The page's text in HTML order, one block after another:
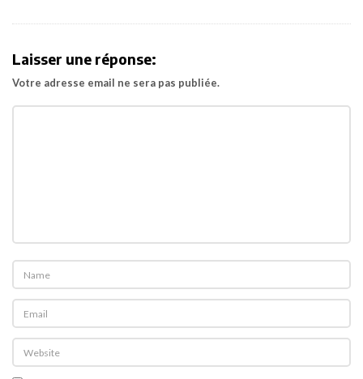
Laisser une réponse:
Votre adresse email ne sera pas publiée.